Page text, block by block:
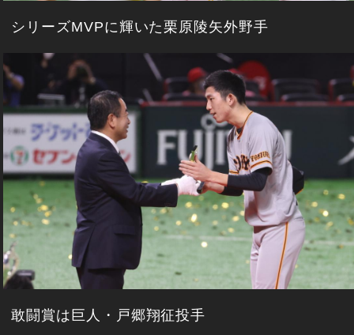
シリーズMVPに輝いた栗原陵矢外野手
敢闘賞は巨人・戸郷翔征投手